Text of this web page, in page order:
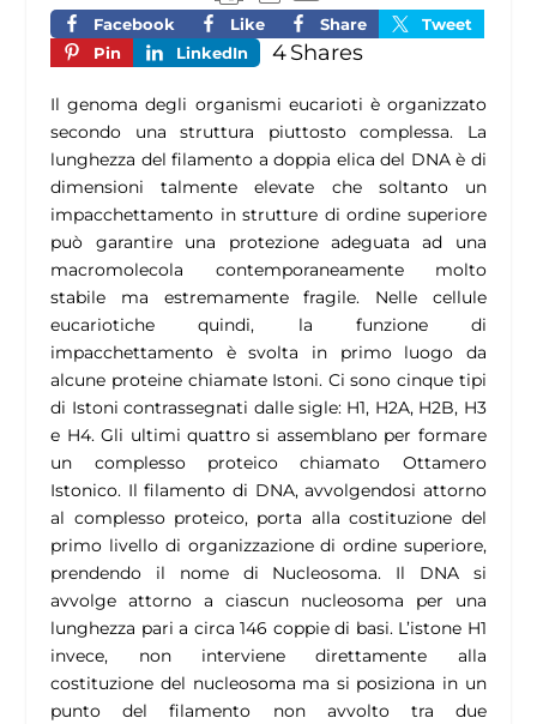
Facebook Like Share
Tweet
Pin
LinkedIn Shares
4
Il genoma degli organismi eucarioti è organizzato
secondo una struttura piuttosto complessa. La
lunghezza del filamento a doppia elica del DNA è di
dimensioni talmente elevate che soltanto un
impacchettamento in strutture di ordine superiore
può garantire una protezione adeguata ad una
macromolecola contemporaneamente molto
stabile ma estremamente fragile. Nelle cellule
eucariotiche quindi, la funzione di
impacchettamento è svolta in primo luogo da
alcune proteine chiamate Istoni. Ci sono cinque tipi
di Istoni contrassegnati dalle sigle: H1, H2A, H2B, H3
e H4. Gli ultimi quattro si assemblano per formare
un complesso proteico chiamato Ottamero
Istonico. Il filamento di DNA, avvolgendosi attorno
al complesso proteico, porta alla costituzione del
primo livello di organizzazione di ordine superiore,
prendendo il nome di Nucleosoma. Il DNA si
avvolge attorno a ciascun nucleosoma per una
lunghezza pari a circa 146 coppie di basi. L’istone H1
invece, non interviene direttamente alla
costituzione del nucleosoma ma si posiziona in un
punto del filamento non avvolto tra due